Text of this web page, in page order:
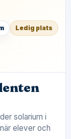
Ledig plats
solarium i
elever och